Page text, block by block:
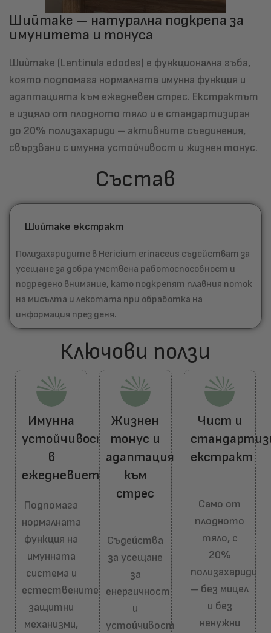
Шийтаке – натурална подкрепа за
имунитета и тонуса
Шийтаке (Lentinula edodes) е функционална гъба,
която подпомага нормалната имунна функция и
адаптацията към ежедневен стрес. Екстрактът
е изцяло от плодното тяло и е стандартизиран
до 20% полизахариди – активните съединения,
свързвани с имунна устойчивост и жизнен тонус.
Състав
Шийтаке екстракт
Полизахаридите в Hericium erinaceus съдействат за
усещане за добра умствена работоспособност и
подредено внимание, като подкрепят плавния поток
на мисълта и лекотата при обработка на
информация през деня.
Ключови ползи​
Имунна
устойчивост
в
ежедневието
Подпомага
нормалната
функция на
имунната
система и
естествените
защитни
механизми,
Жизнен
тонус и
адаптация
към
стрес
Съдейства
за усещане
за
енергичност
и
устойчивост
Чист и
екстракт
Само от
плодното
тяло, с
20%
полизахариди
– без мицел
и без
ненужни